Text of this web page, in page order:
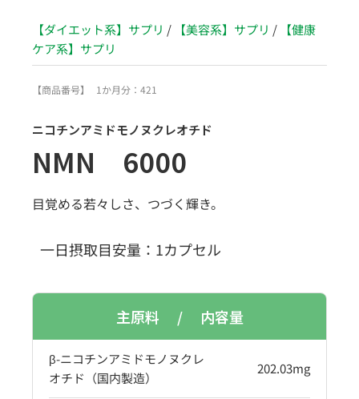
【ダイエット系】サプリ / 【美容系】サプリ /
【健康
ケア系】サプリ
【商品番号】 1か月分：421
ニコチンアミドモノヌクレオチド
NMN 6000
目覚める若々しさ、つづく輝き。
一日摂取目安量：1カプセル
主原料 / 内容量
β-ニコチンアミドモノヌクレ
オチド（国内製造）
202.03mg